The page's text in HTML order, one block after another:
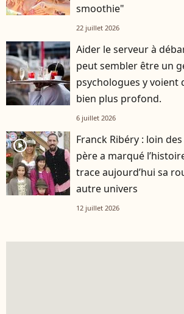
smoothie"
22 juillet 2026
Aider le serveur à
peut sembler être un
psychologues y voient
bien plus profond.
6 juillet 2026
player2
Franck Ribéry : loin
père a marqué
trace aujourd’hui sa
autre univers
12 juillet 2026